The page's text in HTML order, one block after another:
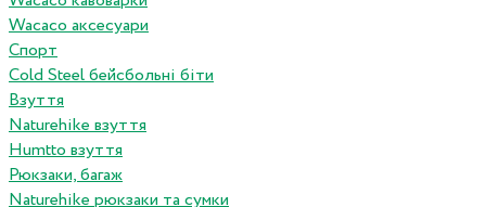
Wacaco аксесуари
Спорт
Cold Steel бейсбольні біти
Взуття
Naturehike взуття
Humtto взуття
Рюкзаки, багаж
Naturehike рюкзаки та сумки